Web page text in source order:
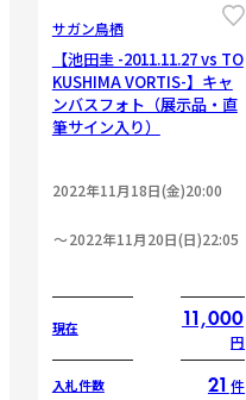
サガン鳥栖
【池田圭 -2011.11.27 vs TO
KUSHIMA VORTIS-】キャ
ンバスフォト（展示品・直
筆サイン入り）
2022年11月18日(金)20:00
2022年11月20日(日)22:05
現在 11,000
円
入札件数 21 件